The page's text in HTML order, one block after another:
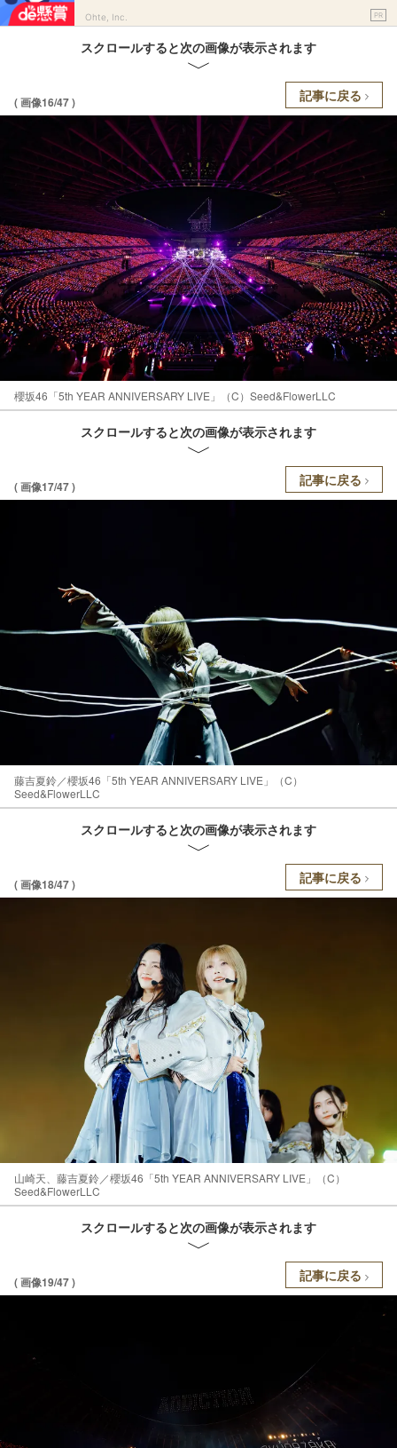
Ohte, Inc. PR
スクロールすると次の画像が表示されます
( 画像16/47 ) 記事に戻る
櫻坂46「5th YEAR ANNIVERSARY LIVE」（C）Seed&FlowerLLC
スクロールすると次の画像が表示されます
( 画像17/47 ) 記事に戻る
藤吉夏鈴／櫻坂46「5th YEAR ANNIVERSARY LIVE」（C）
Seed&FlowerLLC
スクロールすると次の画像が表示されます
( 画像18/47 ) 記事に戻る
山崎天、藤吉夏鈴／櫻坂46「5th YEAR ANNIVERSARY LIVE」（C）
Seed&FlowerLLC
スクロールすると次の画像が表示されます
( 画像19/47 ) 記事に戻る